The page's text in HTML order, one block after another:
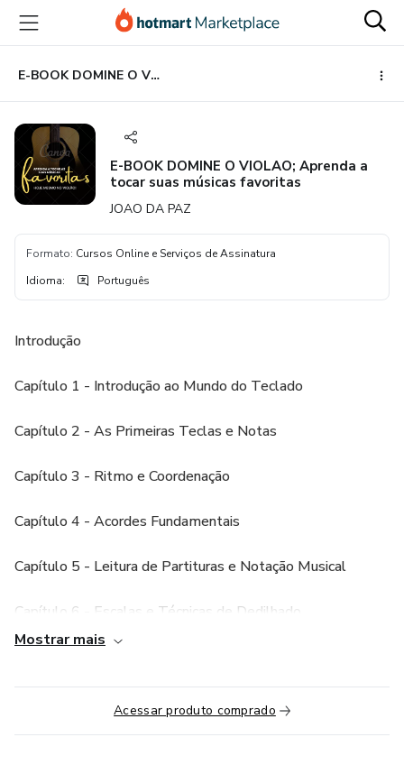
para
conteúdo
principal
para
pagamento
para
rodapé
E-BOOK DOMINE O VIOLAO; Aprenda a tocar suas músicas favoritas
E-BOOK DOMINE O VIOLAO; Aprenda a
tocar suas músicas favoritas
JOAO DA PAZ
Formato: Cursos Online e Serviços de Assinatura
Idioma: Português
Introdução
Capítulo 1 - Introdução ao Mundo do Teclado
Capítulo 2 - As Primeiras Teclas e Notas
Capítulo 3 - Ritmo e Coordenação
Capítulo 4 - Acordes Fundamentais
Capítulo 5 - Leitura de Partituras e Notação Musical
Capítulo 6 - Escalas e Técnicas de Dedilhado
Capítulo 8 - Tocando Músicas do Zero
Mostrar mais
Acessar produto comprado